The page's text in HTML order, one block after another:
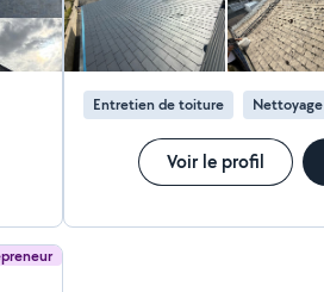
Entretien de toiture
Voir le profil